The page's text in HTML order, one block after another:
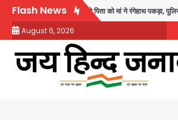
Skip
content
Flash News
करने वाले पिता को मां ने रंगेहाथ पकड़ा, पुलिस ने किया
August 6, 2026